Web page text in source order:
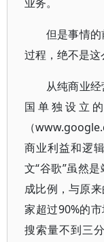
但是事情
过程，绝不是这
从纯商业
国单独设立
（
商业利益和逻
文“谷歌”虽然
成比例，与原
家超过90%的
搜索量不到三